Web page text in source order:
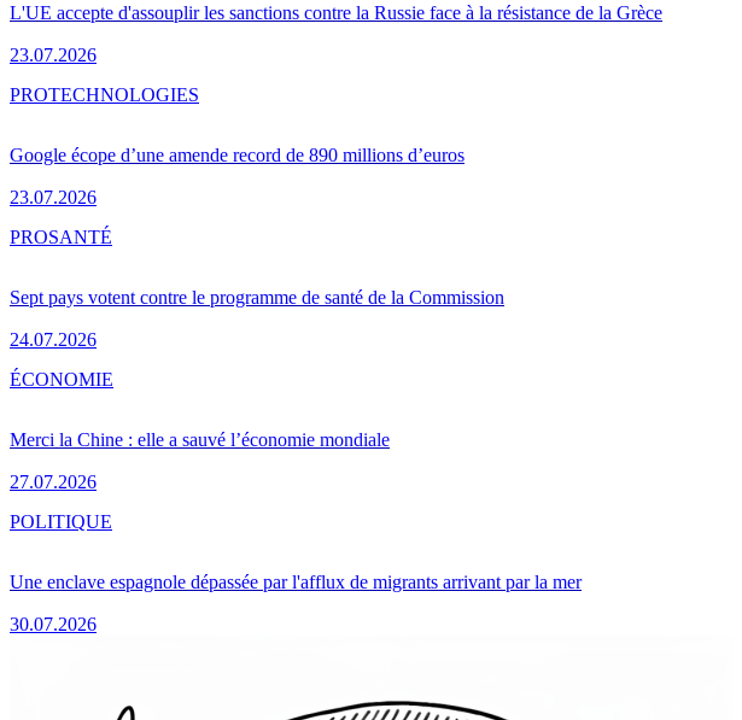
L'UE accepte d'assouplir les sanctions contre la Russie face à la résistance de la Grèce
23.07.2026
Google écope d’une amende record de 890 millions d’euros
23.07.2026
PROTECHNOLOGIES
Sept pays votent contre le programme de santé de la Commission
24.07.2026
PROSANTÉ
Merci la Chine : elle a sauvé l’économie mondiale
27.07.2026
ÉCONOMIE
Une enclave espagnole dépassée par l'afflux de migrants arrivant par la mer
30.07.2026
POLITIQUE